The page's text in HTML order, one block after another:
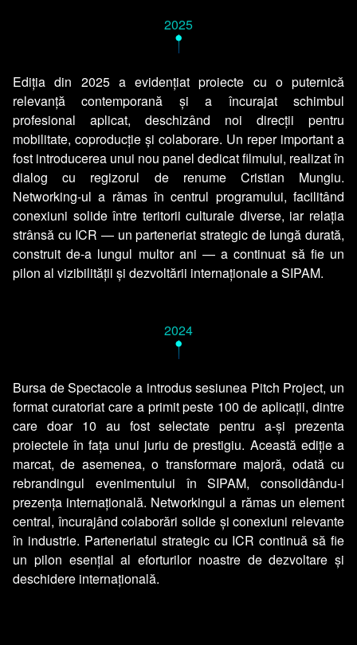
2025
•
Ediția din 2025 a evidențiat proiecte cu o puternică
relevanță contemporană și a încurajat schimbul
profesional aplicat, deschizând noi direcții pentru
mobilitate, coproducție și colaborare. Un reper important a
fost introducerea unui nou panel dedicat filmului, realizat în
dialog cu regizorul de renume Cristian Mungiu.
Networking-ul a rămas în centrul programului, facilitând
conexiuni solide între teritorii culturale diverse, iar relația
strânsă cu ICR — un parteneriat strategic de lungă durată,
construit de-a lungul multor ani — a continuat să fie un
pilon al vizibilității și dezvoltării internaționale a SIPAM.
2024
•
Bursa de Spectacole a introdus sesiunea Pitch Project, un
format curatoriat care a primit peste 100 de aplicații, dintre
care doar 10 au fost selectate pentru a-și prezenta
proiectele în fața unui juriu de prestigiu. Această ediție a
marcat, de asemenea, o transformare majoră, odată cu
rebrandingul evenimentului în SIPAM, consolidându-i
prezența internațională. Networkingul a rămas un element
central, încurajând colaborări solide și conexiuni relevante
în industrie. Parteneriatul strategic cu ICR continuă să fie
un pilon esențial al eforturilor noastre de dezvoltare și
deschidere internațională.